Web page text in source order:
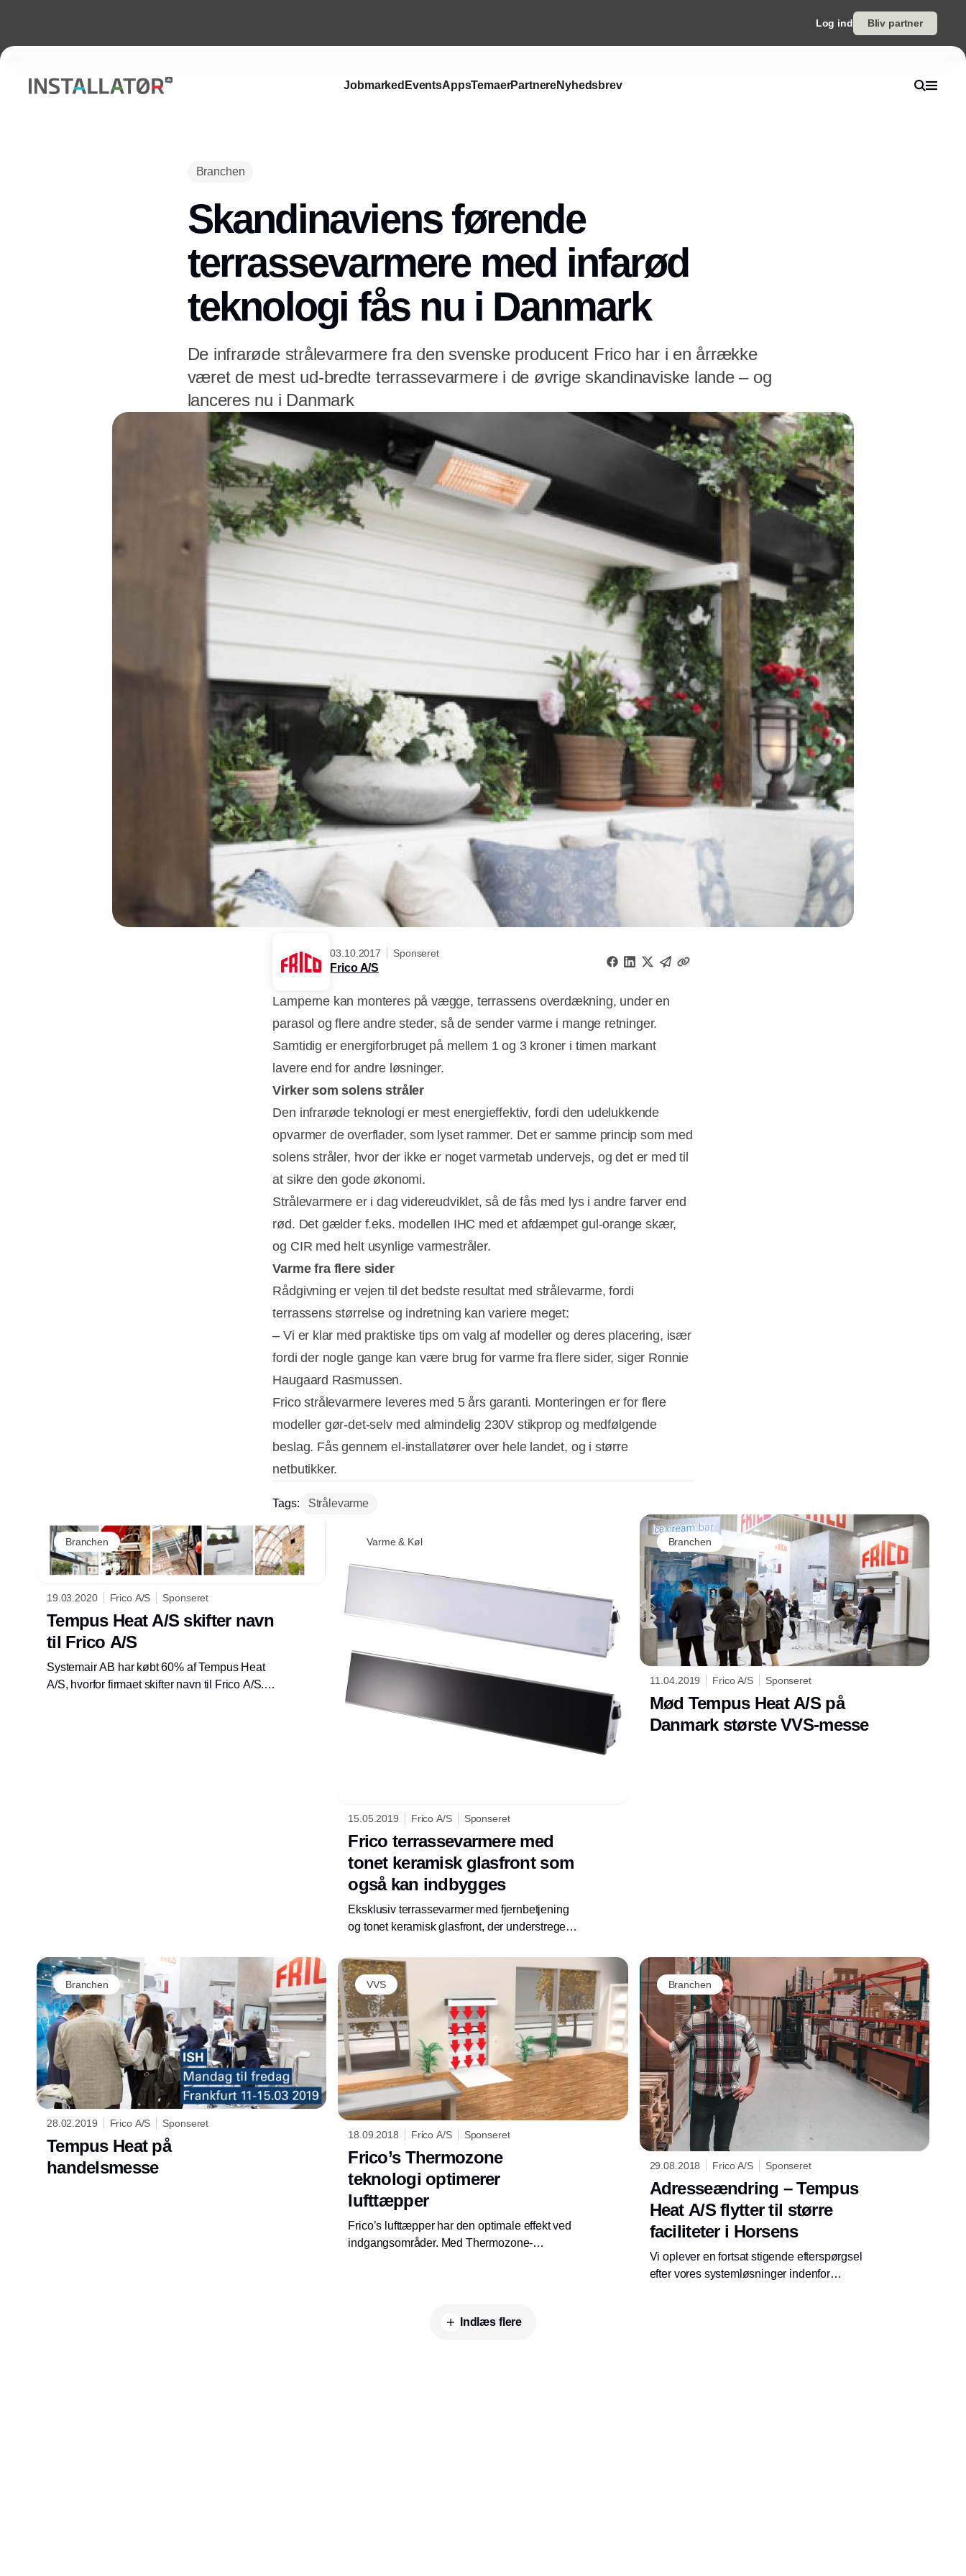
Log ind Bliv partner
Jobmarked EventsAppsTemaerPartnereNyhedsbrev
Branchen
Skandinaviens førende
terrassevarmere med infarød
teknologi fås nu i Danmark
De infrarøde strålevarmere fra den svenske producent Frico har i en årrække
været de mest ud-bredte terrassevarmere i de øvrige skandinaviske lande – og
lanceres nu i Danmark
03.10.2017 Sponseret
Frico A/S
Lamperne kan monteres på vægge, terrassens overdækning, under en
parasol og flere andre steder, så de sender varme i mange retninger.
Samtidig er energiforbruget på mellem 1 og 3 kroner i timen markant
lavere end for andre løsninger.
Virker som solens stråler
Den infrarøde teknologi er mest energieffektiv, fordi den udelukkende
opvarmer de overflader, som lyset rammer. Det er samme princip som med
solens stråler, hvor der ikke er noget varmetab undervejs, og det er med til
at sikre den gode økonomi.
Strålevarmere er i dag videreudviklet, så de fås med lys i andre farver end
rød. Det gælder f.eks. modellen IHC med et afdæmpet gul-orange skær,
og CIR med helt usynlige varmestråler.
Varme fra flere sider
Rådgivning er vejen til det bedste resultat med strålevarme, fordi
terrassens størrelse og indretning kan variere meget:
– Vi er klar med praktiske tips om valg af modeller og deres placering, især
fordi der nogle gange kan være brug for varme fra flere sider, siger Ronnie
Haugaard Rasmussen.
Frico strålevarmere leveres med 5 års garanti. Monteringen er for flere
modeller gør-det-selv med almindelig 230V stikprop og medfølgende
beslag. Fås gennem el-installatører over hele landet, og i større
netbutikker.
Tags: Strålevarme
Branchen
19.03.2020 Frico A/S Sponseret
Tempus Heat A/S skifter navn
til Frico A/S
Systemair AB har købt 60% af Tempus Heat
A/S, hvorfor firmaet skifter navn til Frico A/S.
Varme & Køl
15.05.2019 Frico A/S Sponseret
Frico terrassevarmere med
tonet keramisk glasfront som
også kan indbygges
Eksklusiv terrassevarmer med fjernbetjening
og tonet keramisk glasfront, der understreger
lys. Glasfronten medfører 20% mindre lys.
Infraglas kan desuden bruges ved indbygning
i sænkede lofter.
Branchen
11.04.2019 Frico A/S Sponseret
Mød Tempus Heat A/S på
Danmark største VVS-messe
Branchen
28.02.2019 Frico A/S Sponseret
Tempus Heat på
handelsmesse
VVS
18.09.2018 Frico A/S Sponseret
Frico’s Thermozone
teknologi optimerer
lufttæpper
Frico’s lufttæpper har den optimale effekt ved
indgangsområder. Med Thermozone-
Branchen
29.08.2018 Frico A/S Sponseret
Adresseændring – Tempus
Heat A/S flytter til større
faciliteter i Horsens
Vi oplever en fortsat stigende efterspørgsel
efter vores systemløsninger indenfor
Indlæs flere